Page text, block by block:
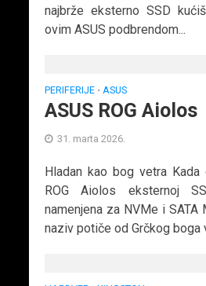
najbrže eksterno SSD
ovim ASUS podbrendom...
PERIFERIJE • ASUS
ASUS ROG Aiolos
31. marta 2026.
Hladan kao bog vetra Kada
ROG Aiolos eksternoj
namenjena za NVMe i SATA
naziv potiče od Grčkog boga